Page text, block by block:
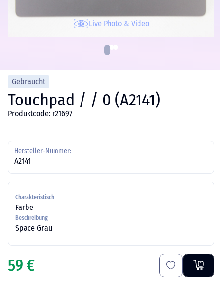
Live Photo & Video
Gebraucht
Touchpad / / 0 (A2141)
Produktcode: r21697
Hersteller-Nummer:
A2141
Charakteristisch
Farbe
Beschreibung
Space Grau
59 €